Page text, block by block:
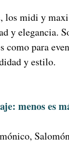
los midi y
y elegancia.
como para
y estilo.
menos es